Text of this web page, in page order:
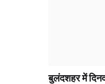
बुलंदशहर में